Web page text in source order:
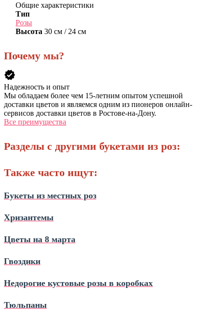
Общие характеристики
Тип
Розы
Высота 30 см / 24 см
Почему мы?
verified
Надежность и опыт
Мы обладаем более чем 15-летним опытом успешной
доставки цветов и являемся одним из пионеров онлайн-
сервисов доставки цветов в Ростове-на-Дону.
Все преимущества
Разделы с другими букетами из роз:
Также часто ищут:
Букеты из местных роз
Хризантемы
Цветы на 8 марта
Гвоздики
Недорогие кустовые розы в коробках
Тюльпаны